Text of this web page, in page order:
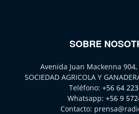
SOBRE
Avenida Juan Mackenna
SOCIEDAD AGRICOLA Y
Teléfono: +56 64
Whatsapp: +56 9
Contacto: